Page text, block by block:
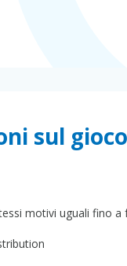
sul
motivi uguali fino